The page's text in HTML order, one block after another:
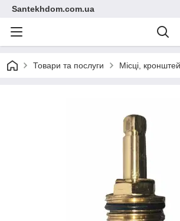
Santekhdom.com.ua
Товари та послуги Місці,